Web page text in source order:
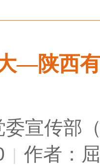
—陕西
委宣传部
| 作者：